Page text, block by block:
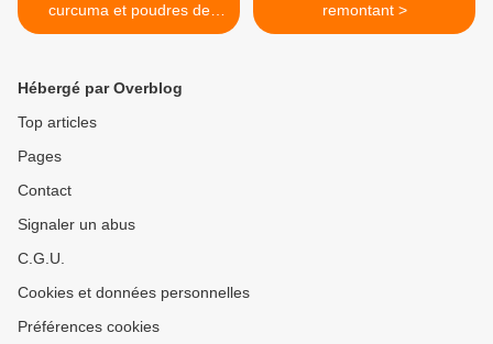
curcuma et poudres de
tomate
remontant >
Hébergé par Overblog
Top articles
Pages
Contact
Signaler un abus
C.G.U.
Cookies et données personnelles
Préférences cookies